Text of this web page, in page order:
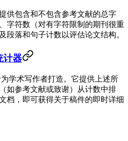
供包含和不包含参考文献的总字
字符数（对有字符限制的期刊很重
段落和句子计数以评估论文结构。
计器
学术写作者打造。它提供上述所
如参考文献或致谢）从计数中排
档，即可获得关于稿件的即时详细